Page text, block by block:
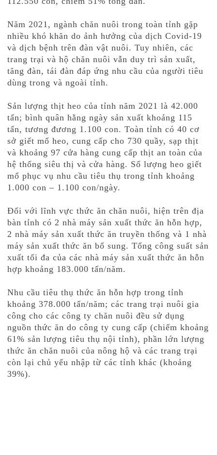
Năm 2021, ngành chăn nuôi trong toàn tỉnh gặp
nhiều khó khăn do ảnh hưởng của dịch Covid-19
và dịch bệnh trên đàn vật nuôi. Tuy nhiên, các
trang trại và hộ chăn nuôi vẫn duy trì sản xuất,
tăng đàn, tái đàn đáp ứng nhu cầu của người tiêu
dùng trong và ngoài tỉnh.
Sản lượng thịt heo của tỉnh năm 2021 là 42.000
tấn; bình quân hằng ngày sản xuất khoảng 115
tấn, tương đương 1.100 con. Toàn tỉnh có 40 cơ
sở giết mổ heo, cung cấp cho 730 quầy, sạp thịt
và khoảng 97 cửa hàng cung cấp thịt an toàn của
hệ thống siêu thị và cửa hàng. Số lượng heo giết
mổ phục vụ nhu cầu tiêu thụ trong tỉnh khoảng
1.000 con – 1.100 con/ngày.
Đối với lĩnh vực thức ăn chăn nuôi, hiện trên địa
bàn tỉnh có 2 nhà máy sản xuất thức ăn hỗn hợp,
2 nhà máy sản xuất thức ăn truyền thống và 1 nhà
máy sản xuất thức ăn bổ sung. Tổng công suất sản
xuất tối đa của các nhà máy sản xuất thức ăn hỗn
hợp khoảng 183.000 tấn/năm.
Nhu cầu tiêu thụ thức ăn hỗn hợp trong tỉnh
khoảng 378.000 tấn/năm; các trang trại nuôi gia
công cho các công ty chăn nuôi đều sử dụng
nguồn thức ăn do công ty cung cấp (chiếm khoảng
61% sản lượng tiêu thụ nội tỉnh), phần lớn lượng
thức ăn chăn nuôi của nông hộ và các trang trại
còn lại chủ yếu nhập từ các tỉnh khác (khoảng
39%).